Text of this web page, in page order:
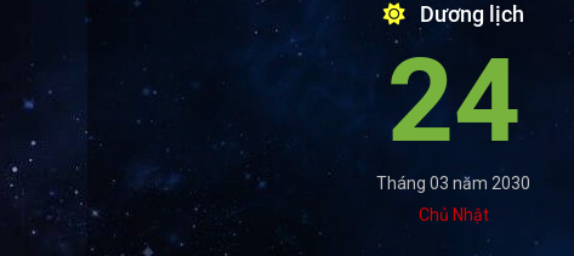
Dương lịch
24
Tháng 03 năm 2030
Chủ Nhật